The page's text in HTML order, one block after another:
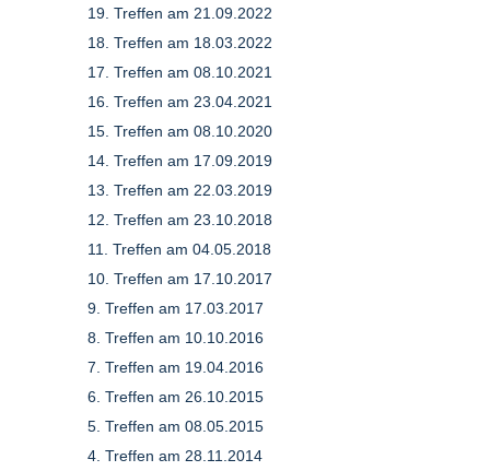
19. Treffen am 21.09.2022
18. Treffen am 18.03.2022
17. Treffen am 08.10.2021
16. Treffen am 23.04.2021
15. Treffen am 08.10.2020
14. Treffen am 17.09.2019
13. Treffen am 22.03.2019
12. Treffen am 23.10.2018
11. Treffen am 04.05.2018
10. Treffen am 17.10.2017
9. Treffen am 17.03.2017
8. Treffen am 10.10.2016
7. Treffen am 19.04.2016
6. Treffen am 26.10.2015
5. Treffen am 08.05.2015
4. Treffen am 28.11.2014